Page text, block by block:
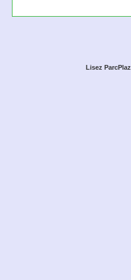
Lisez